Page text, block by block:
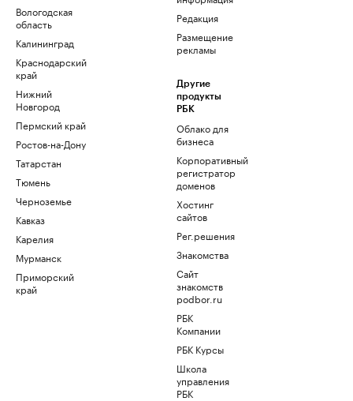
Вологодская
область
Калининград
Краснодарский
край
Нижний
Новгород
Пермский край
Ростов-на-Дону
Татарстан
Тюмень
Черноземье
Кавказ
Карелия
Мурманск
Приморский
край
Редакция
Размещение
рекламы
Другие
продукты
РБК
Облако для
бизнеса
Корпоративный
регистратор
доменов
Хостинг
сайтов
Рег.решения
Знакомства
Сайт
знакомств
podbor.ru
РБК
Компании
РБК Курсы
Школа
управления
РБК